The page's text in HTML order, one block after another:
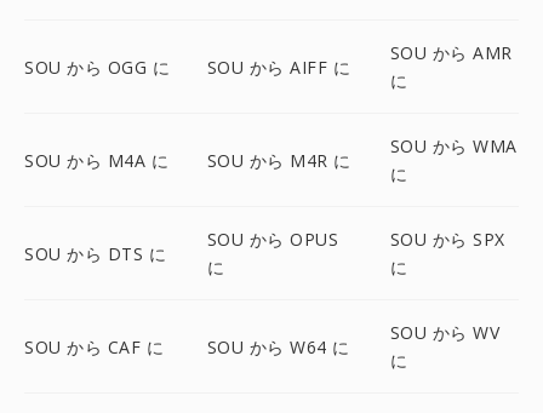
SOU から OGG に SOU から AIFF に
SOU から AMR
に
SOU から M4A に SOU から M4R に
SOU から WMA
に
SOU から DTS に
SOU から OPUS
に
SOU から SPX
に
SOU から CAF に SOU から W64 に
SOU から WV
に